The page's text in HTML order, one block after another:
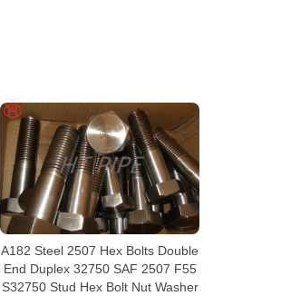
A182 Steel 2507 Hex Bolts Double
End Duplex 32750 SAF 2507 F55
S32750 Stud Hex Bolt Nut Washer